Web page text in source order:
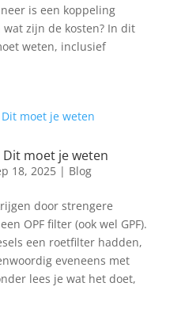
is een koppeling
zijn de kosten? In dit
weten, inclusief
Dit moet je weten
18, 2025| Blog
door strengere
OPF filter (ook wel GPF).
een roetfilter hadden,
eveneens met
lees je wat het doet,